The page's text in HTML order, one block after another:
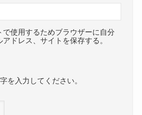
で使用するためブラウザーに自分
ドレス、サイトを保存する。
を入力してください。